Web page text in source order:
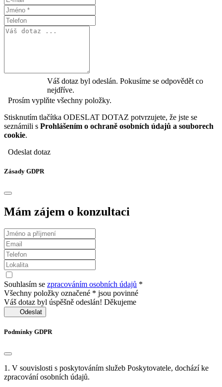
Váš dotaz byl odeslán. Pokusíme se odpovědět co
nejdříve.
Prosím vyplňte všechny položky.
Stisknutím tlačítka ODESLAT DOTAZ potvrzujete, že jste se
seznámili s Prohlášením o ochraně osobních údajů a souborech
cookie.
Odeslat dotaz
Zásady GDPR
Mám zájem o konzultaci
Souhlasím se zpracováním osobních údajů *
Všechny položky označené * jsou povinné
Váš dotaz byl úspěšně odeslán! Děkujeme
Odeslat
Podmínky GDPR
1. V souvislosti s poskytováním služeb Poskytovatele, dochází ke
zpracování osobních údajů.